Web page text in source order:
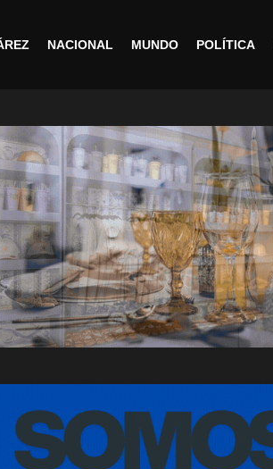
NACIONAL MUNDO POLÍTICA